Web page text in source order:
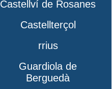
Castellví de Rosanes
Castellterçol
rrius
Guardiola de
Berguedà